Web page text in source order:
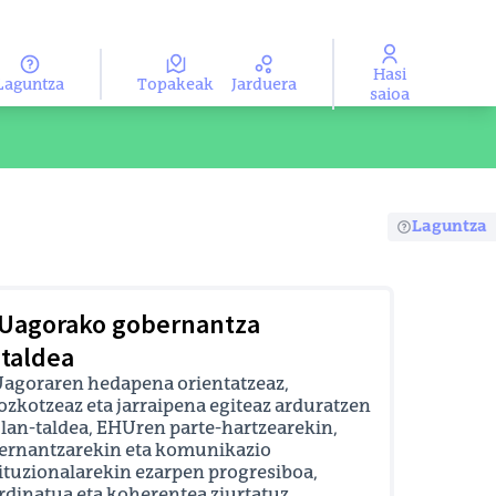
Aukeratu hizkuntza
Laguntza Topakeak Jarduera
Hasi
saioa
Laguntza
gobernantza
hedapena orientatzeaz,
eta jarraipena egiteaz arduratzen
taldea, EHUren parte-hartzearekin,
eta komunikazio
ezarpen progresiboa,